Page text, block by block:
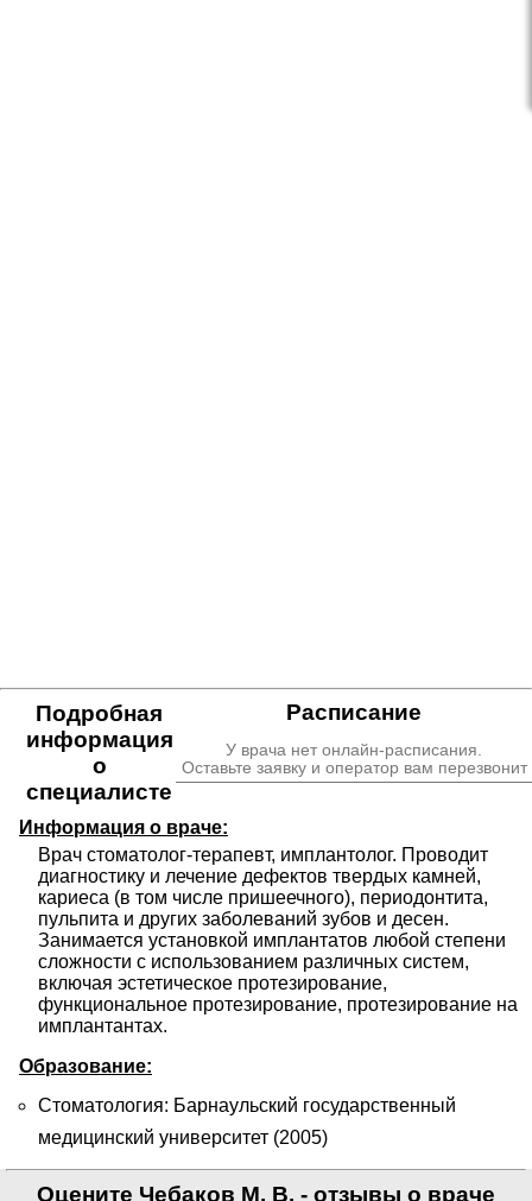
Расписание
У врача нет онлайн-расписания.
Оставьте заявку и оператор вам перезвонит
Подробная
информация
о
специалисте
Информация о враче:
Врач стоматолог-терапевт, имплантолог. Проводит
диагностику и лечение дефектов твердых камней,
кариеса (в том числе пришеечного), периодонтита,
пульпита и других заболеваний зубов и десен.
Занимается установкой имплантатов любой степени
сложности с использованием различных систем,
включая эстетическое протезирование,
функциональное протезирование, протезирование на
имплантантах.
Образование:
Стоматология: Барнаульский государственный
медицинский университет (2005)
Оцените Чебаков М. В. - отзывы о враче